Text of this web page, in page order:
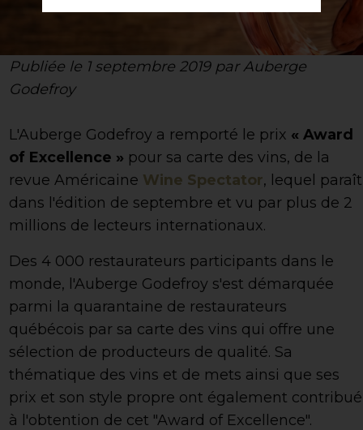
Publiée le 1 septembre 2019 par Auberge
Godefroy
L'Auberge Godefroy a remporté le prix « Award
of Excellence » pour sa carte des vins, de la
revue Américaine Wine Spectator, lequel paraît
dans l'édition de septembre et vu par plus de 2
millions de lecteurs internationaux.
Des 4 000 restaurateurs participants dans le
monde, l'Auberge Godefroy s'est démarquée
parmi la quarantaine de restaurateurs
québécois par sa carte des vins qui offre une
sélection de producteurs de qualité. Sa
thématique des vins et de mets ainsi que ses
prix et son style propre ont également contribué
à l'obtention de cet "Award of Excellence".